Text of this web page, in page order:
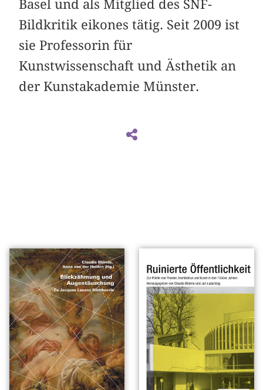
Basel und als Mitglied des SNF-
Bildkritik eikones tätig. Seit 2009 ist
sie Professorin für
Kunstwissenschaft und Ästhetik an
der Kunstakademie Münster.